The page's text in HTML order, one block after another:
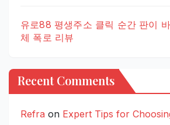
유로88 평생주소 클릭 순간 판이
체 폭로 리뷰
Recent Comments
Refra on Expert Tips for